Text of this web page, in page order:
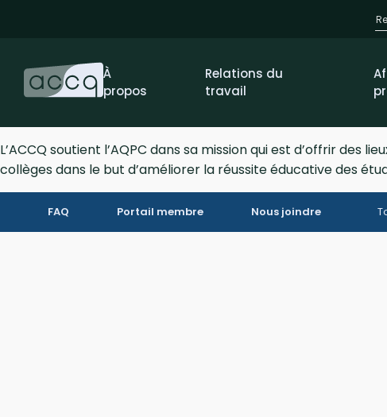
À
propos
Relations du
travail
L’ACCQ soutient l’AQPC dans sa mission qui est d’offrir
collèges dans le but d’améliorer la réussite éducative des
FAQ Portail membre Nous joindre